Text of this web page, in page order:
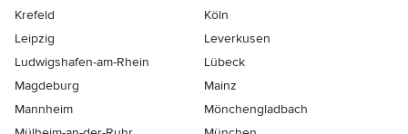
Krefeld
Köln
Leipzig
Leverkusen
Ludwigshafen-am-Rhein
Lübeck
Magdeburg
Mainz
Mannheim
Mönchen­gladbach